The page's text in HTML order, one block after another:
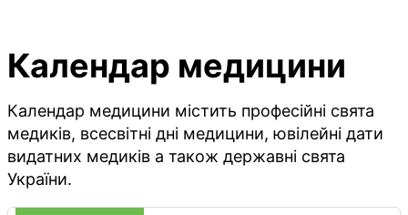
Календар медицини
Календар медицини містить професійні свята
медиків, всесвітні дні медицини, ювілейні дати
видатних медиків а також державні свята
України.